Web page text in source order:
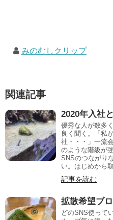
みのむしクリップ
関連記事
2020年入社
優秀な人が数多
良く聞く。「私
社・・・」一流
のような階級が
SNSのつながり
い。はじめから
記事を読む
拡散希望ブ
どのSNS使って